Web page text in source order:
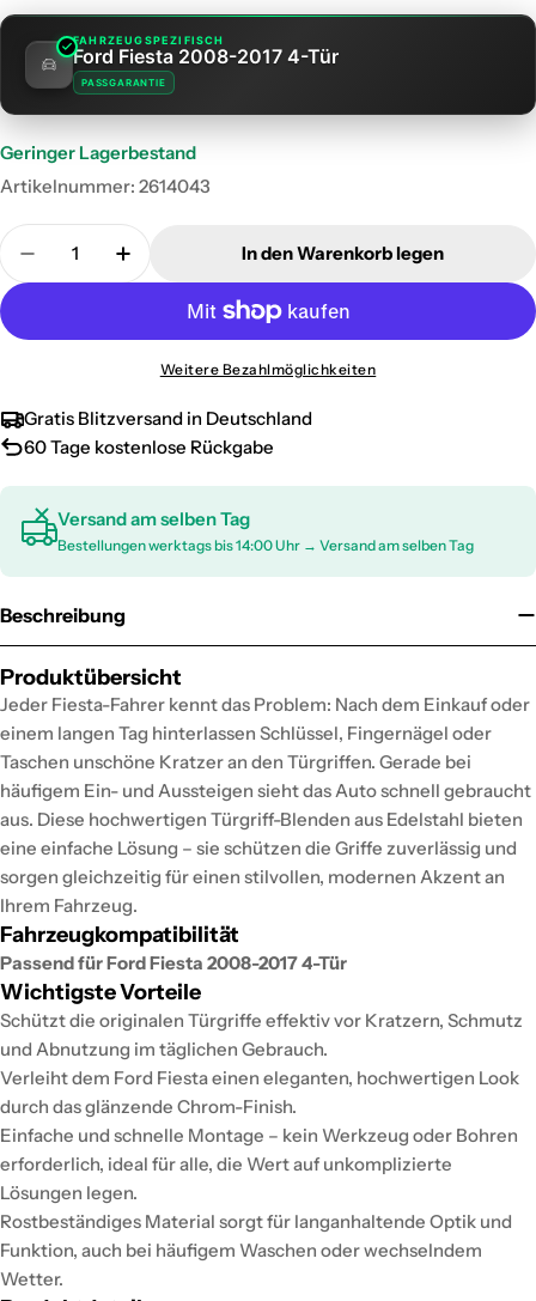
FAHRZEUGSPEZIFISCH
Ford Fiesta 2008-2017 4-Tür
PASSGARANTIE
Geringer Lagerbestand
Artikelnummer: 2614043
Menge
Menge für Türgriff Blende Chrom für Ford Fiesta
Menge für Türgriff Blende Chrom für
In den Warenkorb legen
Weitere Bezahlmöglichkeiten
Gratis Blitzversand in Deutschland
60 Tage kostenlose Rückgabe
Versand am selben Tag
Bestellungen werktags bis 14:00 Uhr → Versand am selben Tag
Beschreibung
Produktübersicht
Jeder Fiesta-Fahrer kennt das Problem: Nach dem Einkauf oder
einem langen Tag hinterlassen Schlüssel, Fingernägel oder
Taschen unschöne Kratzer an den Türgriffen. Gerade bei
häufigem Ein- und Aussteigen sieht das Auto schnell gebraucht
aus. Diese hochwertigen Türgriff-Blenden aus Edelstahl bieten
eine einfache Lösung – sie schützen die Griffe zuverlässig und
sorgen gleichzeitig für einen stilvollen, modernen Akzent an
Ihrem Fahrzeug.
Fahrzeugkompatibilität
Passend für Ford Fiesta 2008-2017 4-Tür
Wichtigste Vorteile
Schützt die originalen Türgriffe effektiv vor Kratzern, Schmutz
und Abnutzung im täglichen Gebrauch.
Verleiht dem Ford Fiesta einen eleganten, hochwertigen Look
durch das glänzende Chrom-Finish.
Einfache und schnelle Montage – kein Werkzeug oder Bohren
erforderlich, ideal für alle, die Wert auf unkomplizierte
Lösungen legen.
Rostbeständiges Material sorgt für langanhaltende Optik und
Funktion, auch bei häufigem Waschen oder wechselndem
Wetter.